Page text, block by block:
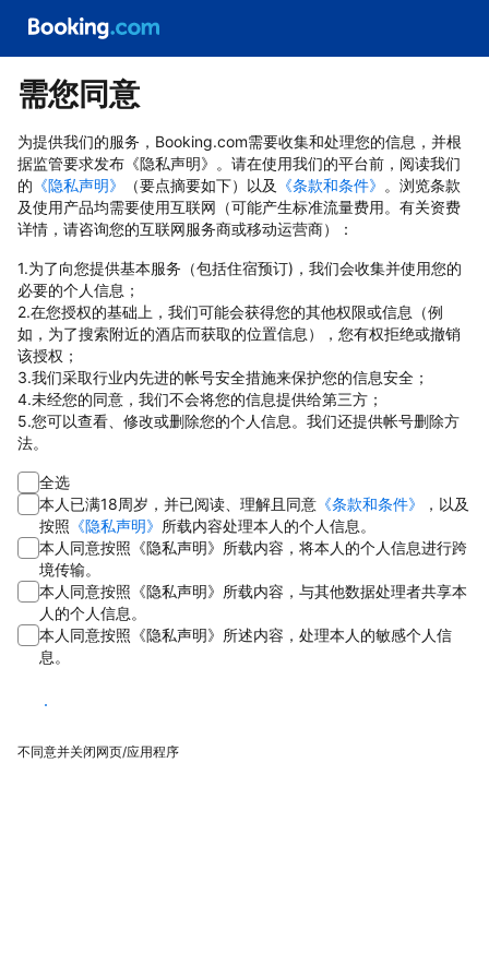
需您同意
为提供我们的服务，Booking.com需要收集和处理您的信息，并根
据监管要求发布《隐私声明》。请在使用我们的平台前，阅读我们
的 《隐私声明》 （要点摘要如下）以及 《条款和条件》 。浏览条款
及使用产品均需要使用互联网（可能产生标准流量费用。有关资费
详情，请咨询您的互联网服务商或移动运营商）：
1.为了向您提供基本服务（包括住宿预订)，我们会收集并使用您的
必要的个人信息；
2.在您授权的基础上，我们可能会获得您的其他权限或信息（例
如，为了搜索附近的酒店而获取的位置信息），您有权拒绝或撤销
该授权；
3.我们采取行业内先进的帐号安全措施来保护您的信息安全；
4.未经您的同意，我们不会将您的信息提供给第三方；
5.您可以查看、修改或删除您的个人信息。我们还提供帐号删除方
法。
全选
本人已满18周岁，并已阅读、理解且同意 《条款和条件》
，以及
按照 《隐私声明》 所载内容处理本人的个人信息。
本人同意按照《隐私声明》所载内容，将本人的个人信息进行跨
境传输。
本人同意按照《隐私声明》所载内容，与其他数据处理者共享本
人的个人信息。
本人同意按照《隐私声明》所述内容，处理本人的敏感个人信
息。
同意
不同意并关闭网页/应用程序